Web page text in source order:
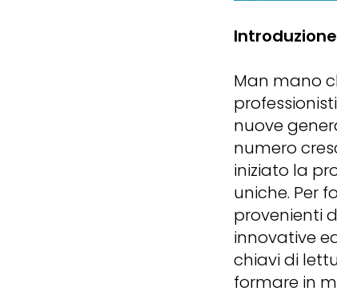
Introduzione
Man mano
nuove
numero
iniziato la
uniche. Per
provenienti
innovative
chiavi di
formare in